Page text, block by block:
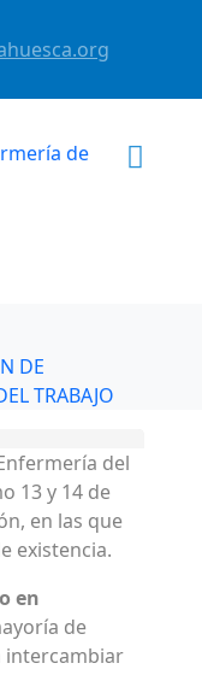
DE
TRABAJO
del
13 y 14 de
en las que
existencia.
en
de
intercambiar